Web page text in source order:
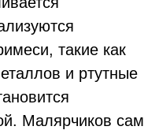
такие как
и ртутные
Малярчиков сам